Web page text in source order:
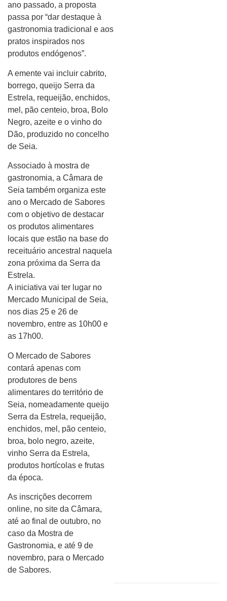
ano passado, a proposta
passa por “dar destaque à
gastronomia tradicional e aos
pratos inspirados nos
produtos endógenos”.
A emente vai incluir cabrito,
borrego, queijo Serra da
Estrela, requeijão, enchidos,
mel, pão centeio, broa, Bolo
Negro, azeite e o vinho do
Dão, produzido no concelho
de Seia.
Associado à mostra de
gastronomia, a Câmara de
Seia também organiza este
ano o Mercado de Sabores
com o objetivo de destacar
os produtos alimentares
locais que estão na base do
receituário ancestral naquela
zona próxima da Serra da
Estrela.
A iniciativa vai ter lugar no
Mercado Municipal de Seia,
nos dias 25 e 26 de
novembro, entre as 10h00 e
as 17h00.
O Mercado de Sabores
contará apenas com
produtores de bens
alimentares do território de
Seia, nomeadamente queijo
Serra da Estrela, requeijão,
enchidos, mel, pão centeio,
broa, bolo negro, azeite,
vinho Serra da Estrela,
produtos hortícolas e frutas
da época.
As inscrições decorrem
online, no site da Câmara,
até ao final de outubro, no
caso da Mostra de
Gastronomia, e até 9 de
novembro, para o Mercado
de Sabores.